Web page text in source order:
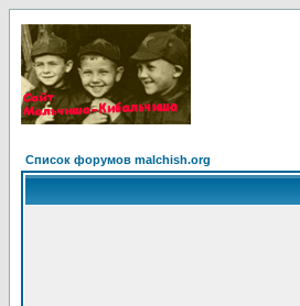
Список форумов malchish.org